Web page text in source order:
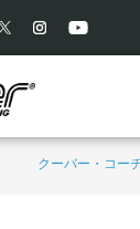
クーバー・コー